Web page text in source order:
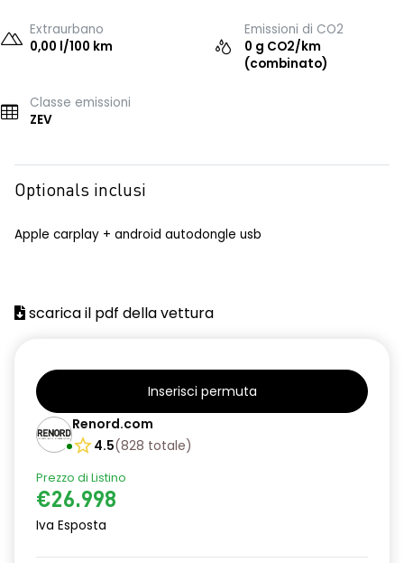
Extraurbano
0,00 l/100 km
Emissioni di CO2
0 g CO2/km
(combinato)
Classe emissioni
ZEV
Optionals inclusi
Apple carplay + android autodongle usb
scarica il pdf della vettura
Inserisci permuta
Renord.com
4.5(828 totale)
Prezzo di Listino
€26.998
Iva Esposta